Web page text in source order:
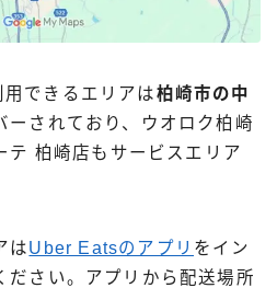
できるエリアは柏崎市の中
ーされており、ウオロク柏崎
テ 柏崎店もサービスエリア
はUber Eatsのアプリ をイン
ださい。アプリから配送場所